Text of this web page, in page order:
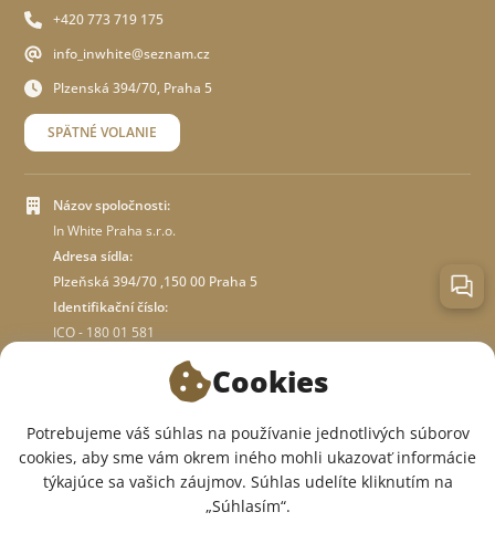
+420 773 719 175
info_inwhite@seznam.cz
Plzenská 394/70, Praha 5
SPÄTNÉ VOLANIE
Názov spoločnosti:
In White Praha s.r.o.
Adresa sídla:
Plzeňská 394/70 ,150 00 Praha 5
Identifikační číslo:
ICO - 180 01 581
O OBCHODE
SME V SOCIÁLNYCH SIEŤACH:
Cookies
Potrebujeme váš súhlas na používanie jednotlivých súborov
cookies, aby sme vám okrem iného mohli ukazovať informácie
týkajúce sa vašich záujmov. Súhlas udelíte kliknutím na
„Súhlasím“.